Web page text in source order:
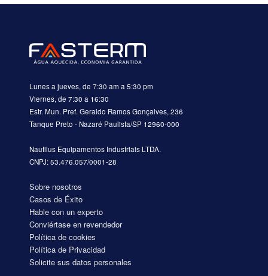
Lunes a jueves, de 7:30 am a 5:30 pm
Viernes, de 7:30 a 16:30
Estr. Mun. Pref. Geraldo Ramos Gonçalves, 236
Tanque Preto - Nazaré Paulista/SP 12960-000
Nautilus Equipamentos Industriais LTDA.
CNPJ: 53.476.057/0001-28
Sobre nosotros
Casos de Éxito
Hable con un experto
Conviértase en revendedor
Política de cookies
Política de Privacidad
Solicite sus datos personales